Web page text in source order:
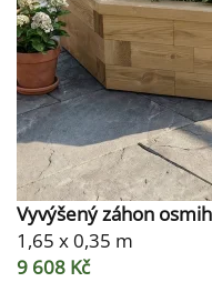
Vyvýšený záhon
1,65 x 0,35 m
9 608 Kč